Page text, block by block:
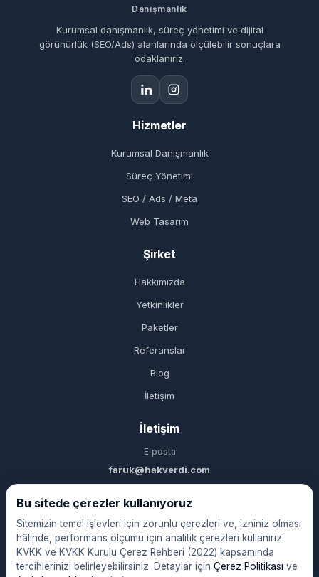
Danışmanlık
Kurumsal danışmanlık, süreç yönetimi ve dijital
görünürlük (SEO/Ads) alanlarında ölçülebilir sonuçlara
odaklanırız.
Hizmetler
Kurumsal Danışmanlık
Süreç Yönetimi
SEO / Ads / Meta
Web Tasarım
Şirket
Hakkımızda
Yetkinlikler
Paketler
Referanslar
Blog
İletişim
İletişim
E‑posta
faruk@hakverdi.com
Konum
Avcılar / İstanbul
Bu sitede çerezler kullanıyoruz
Sitemizin temel işlevleri için zorunlu çerezleri ve, izniniz olması
hâlinde, performans ölçümü için analitik çerezleri kullanırız.
KVKK ve KVKK Kurulu Çerez Rehberi (2022) kapsamında
tercihlerinizi belirleyebilirsiniz. Detaylar için Çerez Politikası ve